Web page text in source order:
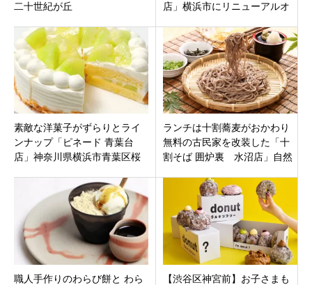
二十世紀が丘
店」横浜市にリニューアルオ
号館にオープン！
素敵な洋菓子がずらりとライ
ンナップ「ピネード 青葉台
店」神奈川県横浜市青葉区桜
ランチは十割蕎麦がおかわり
無料の古民家を改装した「十
割そば 囲炉裏 水沼店」自然
職人手作りのわらび餅と わら
【渋谷区神宮前】お子さまも